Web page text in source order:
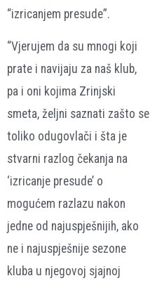
“izricanjem presude”.
“Vjerujem da su mnogi koji
prate i navijaju za naš klub,
pa i oni kojima Zrinjski
smeta, željni saznati zašto se
toliko odugovlači i šta je
stvarni razlog čekanja na
‘izricanje presude’ o
mogućem razlazu nakon
jedne od najuspješnijih, ako
ne i najuspješnije sezone
kluba u njegovoj sjajnoj